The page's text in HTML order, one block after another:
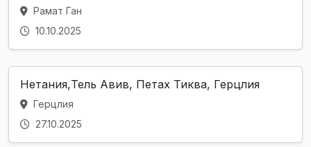
Рамат Ган
10.10.2025
Нетания,Тель Авив, Петах Тиква, Герцлия
Герцлия
27.10.2025